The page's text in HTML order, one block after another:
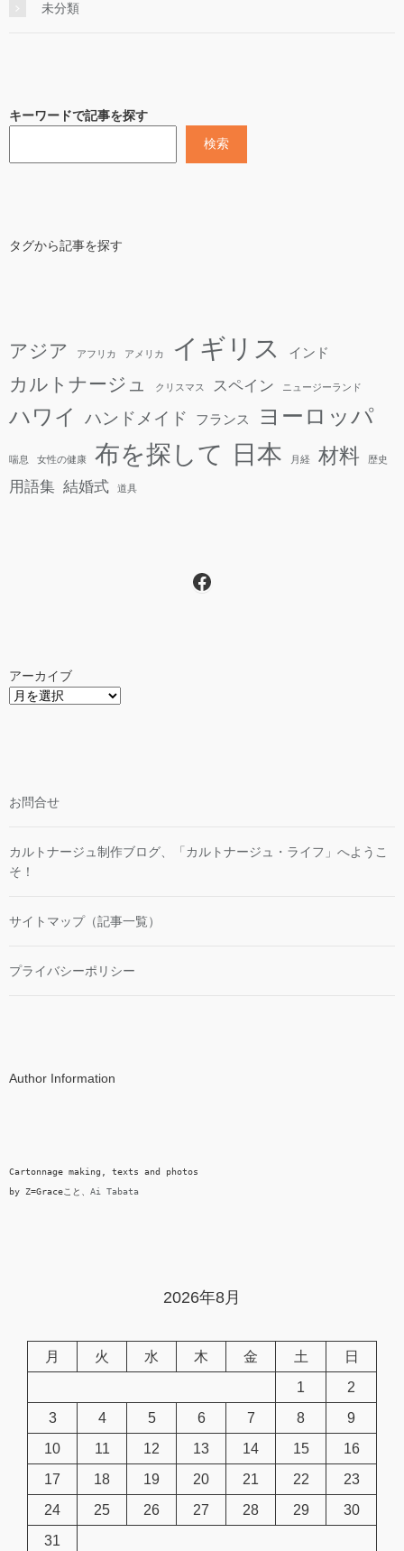
未分類
キーワードで記事を探す
検索
タグから記事を探す
アジア アフリカ アメリカ イギリス インド
カルトナージュ クリスマス スペイン ニュージーランド
ハワイ ハンドメイド フランス ヨーロッパ
喘息 女性の健康 布を探して 日本 月経 材料 歴史
用語集 結婚式 道具
Facebook
アーカイブ
お問合せ
カルトナージュ制作ブログ、「カルトナージュ・ライフ」へようこ
そ！
サイトマップ（記事一覧）
プライバシーポリシー
Author Information
Cartonnage making, texts and photos
by Z=Graceこと、 Ai Tabata
2026年8月
月 火 水 木 金 土
日
1
2
3
4 5 6 7 8
9
10
11 12 13 14 15
16
17
18 19 20 21 22
23
24
25 26 27 28 29
30
31